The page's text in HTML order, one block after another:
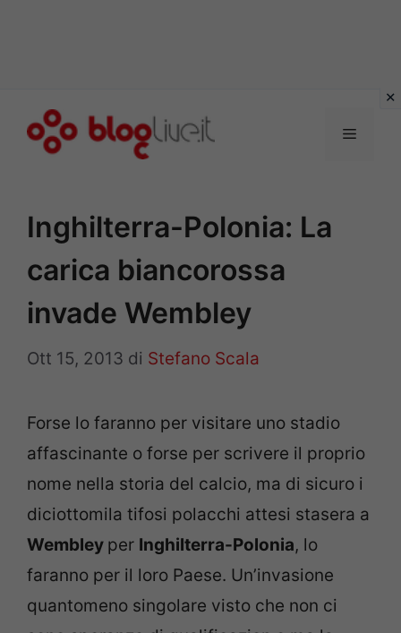
Menu
Inghilterra-Polonia: La
carica biancorossa
invade Wembley
Ott 15, 2013 di Stefano Scala
Forse lo faranno per visitare uno stadio
affascinante o forse per scrivere il proprio
nome nella storia del calcio, ma di sicuro i
diciottomila tifosi polacchi attesi stasera a
Wembley per Inghilterra-Polonia, lo
faranno per il loro Paese. Un’invasione
quantomeno singolare visto che non ci